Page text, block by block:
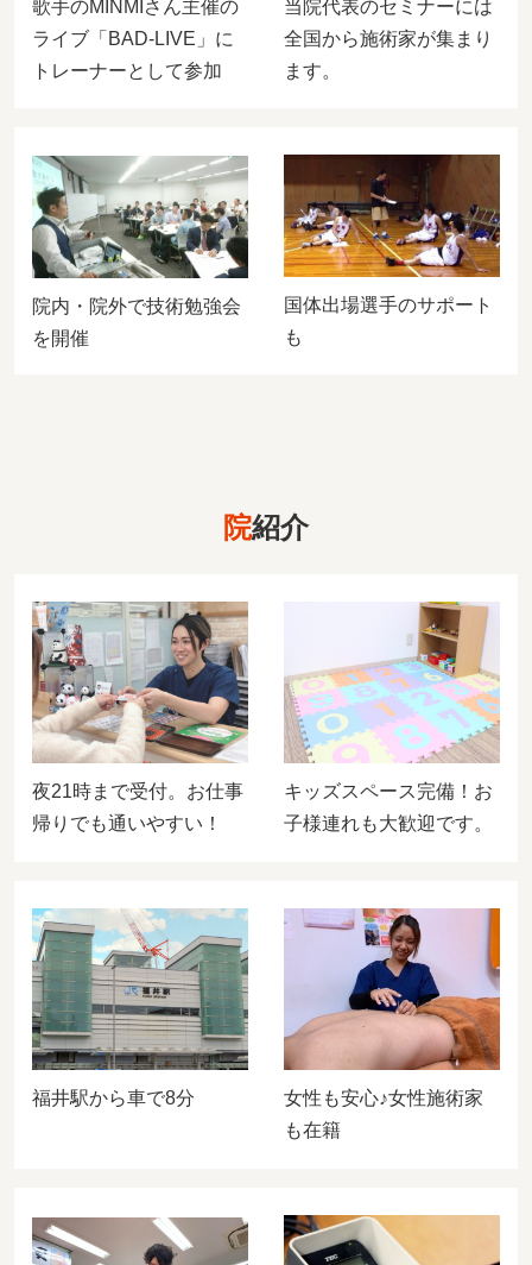
歌手のMINMIさん主催の
ライブ「BAD-LIVE」に
トレーナーとして参加
当院代表のセミナーには
全国から施術家が集まり
ます。
院内・院外で技術勉強会
を開催
国体出場選手のサポート
も
院紹介
夜21時まで受付。お仕事
帰りでも通いやすい！
キッズスペース完備！お
子様連れも大歓迎です。
福井駅から車で8分
女性も安心♪女性施術家
も在籍